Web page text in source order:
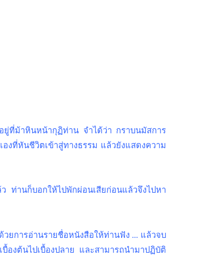
ยู่ที่ม้าหินหน้ากุฏิท่าน จำได้ว่า กราบนมัสการ
งที่หันชีวิตเข้าสู่ทางธรรม แล้วยังแสดงความ
ท่านก็บอกให้ไปพักผ่อนเสียก่อนแล้วจึงไปหา
ยการอ่านรายชื่อหนังสือให้ท่านฟัง ... แล้วจบ
องต้นไปเบื้องปลาย และสามารถนำมาปฏิบัติ